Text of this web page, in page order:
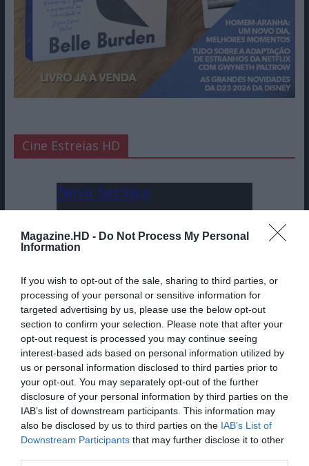
Magazine.HD - Do Not Process My Personal
Information
If you wish to opt-out of the sale, sharing to third parties, or
processing of your personal or sensitive information for
targeted advertising by us, please use the below opt-out
section to confirm your selection. Please note that after your
opt-out request is processed you may continue seeing
interest-based ads based on personal information utilized by
us or personal information disclosed to third parties prior to
your opt-out. You may separately opt-out of the further
disclosure of your personal information by third parties on the
IAB’s list of downstream participants. This information may
also be disclosed by us to third parties on the IAB’s List of
Downstream Participants that may further disclose it to other
Cine Estreias HD